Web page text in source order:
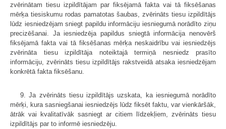
zvērinātam tiesu izpildītājam par fiksējamā fakta vai tā fiksēšanas
mērķa tiesiskumu rodas pamatotas šaubas, zvērināts tiesu izpildītājs
lūdz iesniedzējam sniegt papildu informāciju iesniegumā norādīto ziņu
precizēšanai. Ja iesniedzēja papildus sniegtā informācija nenovērš
fiksējamā fakta vai tā fiksēšanas mērķa neskaidrību vai iesniedzējs
zvērināta tiesu izpildītāja noteiktajā termiņā nesniedz prasīto
informāciju, zvērināts tiesu izpildītājs rakstveidā atsaka iesniedzējam
konkrētā fakta fiksēšanu.
9. Ja zvērināts tiesu izpildītājs uzskata, ka iesniegumā norādīto
mērķi, kura sasniegšanai iesniedzējs lūdz fiksēt faktu, var vienkāršāk,
ātrāk vai kvalitatīvāk sasniegt ar citiem līdzekļiem, zvērināts tiesu
izpildītājs par to informē iesniedzēju.